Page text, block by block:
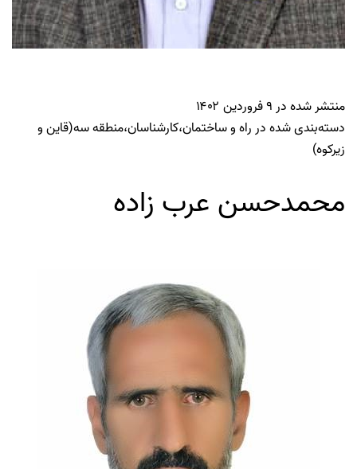
منتشر شده در۹ فروردین ۱۴۰۲
دسته‌بندی شده درراه و ساختمان،کارشناسان،منطقه سه(قاین و
زیرکوه)
محمدحسن عرب زاده